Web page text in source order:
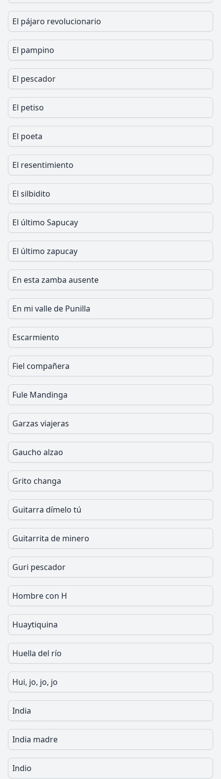
El pájaro revolucionario
El pampino
El pescador
El petiso
El poeta
El resentimiento
El silbidito
El último Sapucay
El último zapucay
En esta zamba ausente
En mi valle de Punilla
Escarmiento
Fiel compañera
Fule Mandinga
Garzas viajeras
Gaucho alzao
Grito changa
Guitarra dímelo tú
Guitarrita de minero
Guri pescador
Hombre con H
Huaytiquina
Huella del río
Hui, jo, jo, jo
India
India madre
Indio